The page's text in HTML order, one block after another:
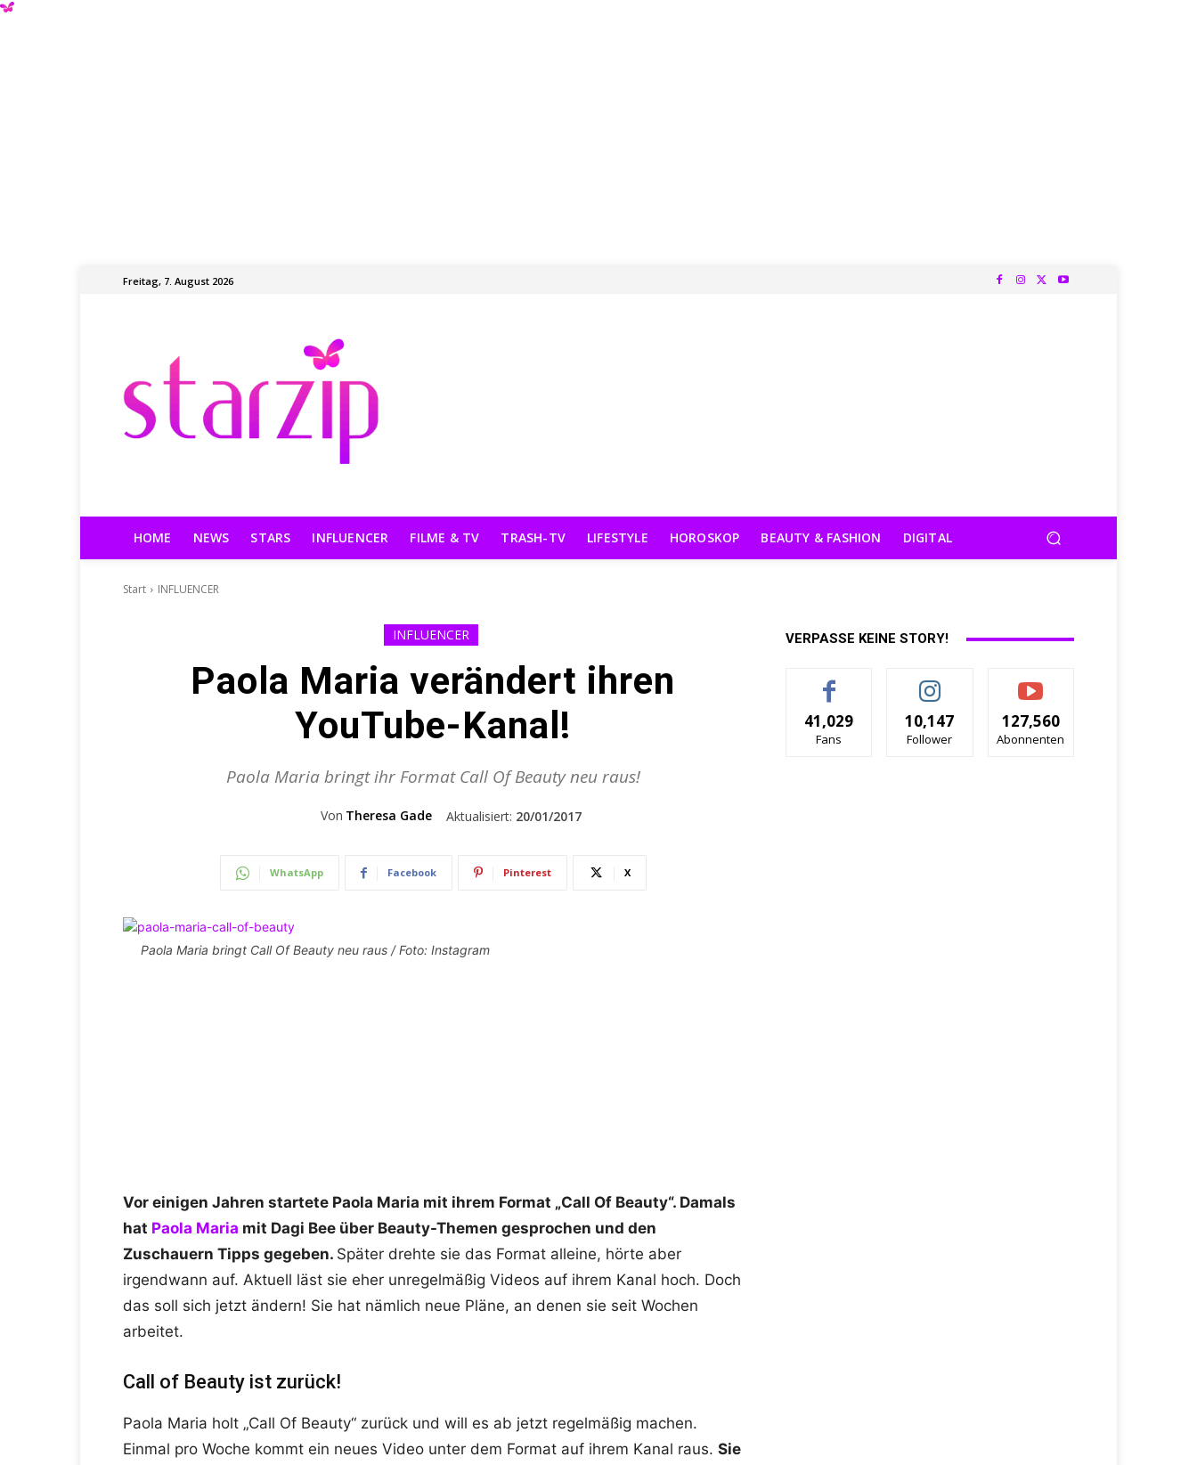
Freitag, 7. August 2026
HOME NEWS STARS INFLUENCER FILME & TV TRASH-TV LIFESTYLE HOROSKOP BEAUTY & FASHION DIGITAL
Start INFLUENCER
INFLUENCER
Paola Maria verändert ihren
YouTube-Kanal!
Paola Maria bringt ihr Format Call Of Beauty neu raus!
Von Theresa Gade Aktualisiert: 20/01/2017
WhatsApp Facebook Pinterest X
Paola Maria bringt Call Of Beauty neu raus / Foto: Instagram
Vor einigen Jahren startete Paola Maria mit ihrem Format „Call Of Beauty“. Damals
hat Paola Maria mit Dagi Bee über Beauty-Themen gesprochen und den
Zuschauern Tipps gegeben. Später drehte sie das Format alleine, hörte aber
irgendwann auf. Aktuell läst sie eher unregelmäßig Videos auf ihrem Kanal hoch. Doch
das soll sich jetzt ändern! Sie hat nämlich neue Pläne, an denen sie seit Wochen
arbeitet.
Call of Beauty ist zurück!
Paola Maria holt „Call Of Beauty“ zurück und will es ab jetzt regelmäßig machen.
Einmal pro Woche kommt ein neues Video unter dem Format auf ihrem Kanal raus. Sie
VERPASSE KEINE STORY!
41,029
Fans
10,147
Follower
127,560
Abonnenten